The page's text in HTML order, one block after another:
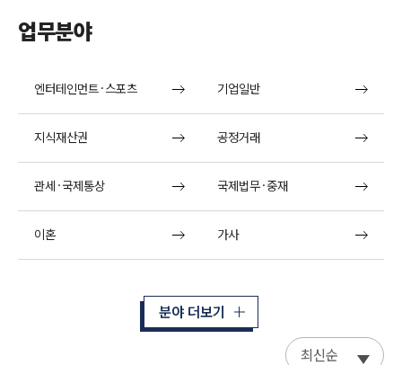
업무분야
엔터테인먼트·스포츠 기업일반
지식재산권 공정거래
관세·국제통상 국제법무·중재
이혼 가사
분야 더보기
최신순